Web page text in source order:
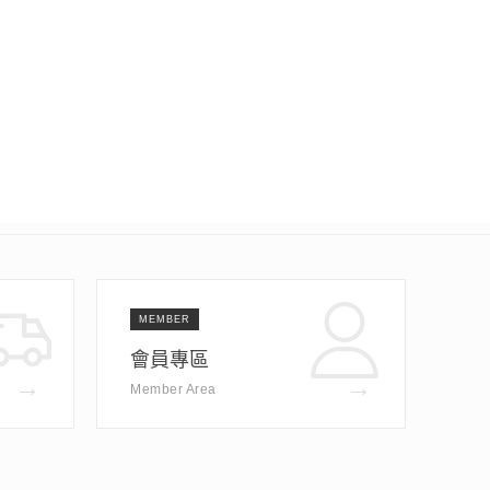
→
MEMBER
會員專區
Member Area →